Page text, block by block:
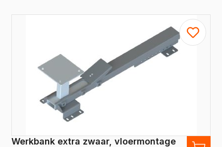
Werkbank extra zwaar, vloermontage